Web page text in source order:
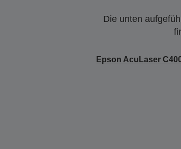
Die unten
Epson AcuLaser